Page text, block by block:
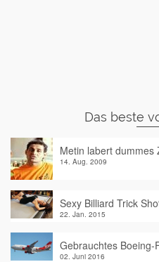
Das beste
Metin labert dummes
14. Aug. 2009
Sexy Billiard Trick
22. Jan. 2015
Gebrauchtes
02. Juni 2016